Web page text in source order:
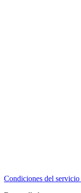
Condiciones del servicio